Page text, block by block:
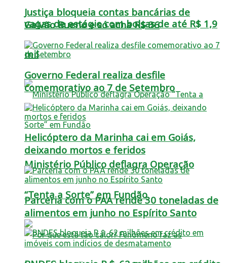
vagas de estágio com bolsas de até R$ 1,9
mil
Ministério Público deflagra Operação
“Tenta a Sorte” em Fundão
Justiça bloqueia contas bancárias de
Galvão Bueno e só acha R$ 36
Governo Federal realiza desfile
comemorativo ao 7 de Setembro
Helicóptero da Marinha cai em Goiás,
deixando mortos e feridos
Parceria com o PAA rende 30 toneladas de
alimentos em junho no Espírito Santo